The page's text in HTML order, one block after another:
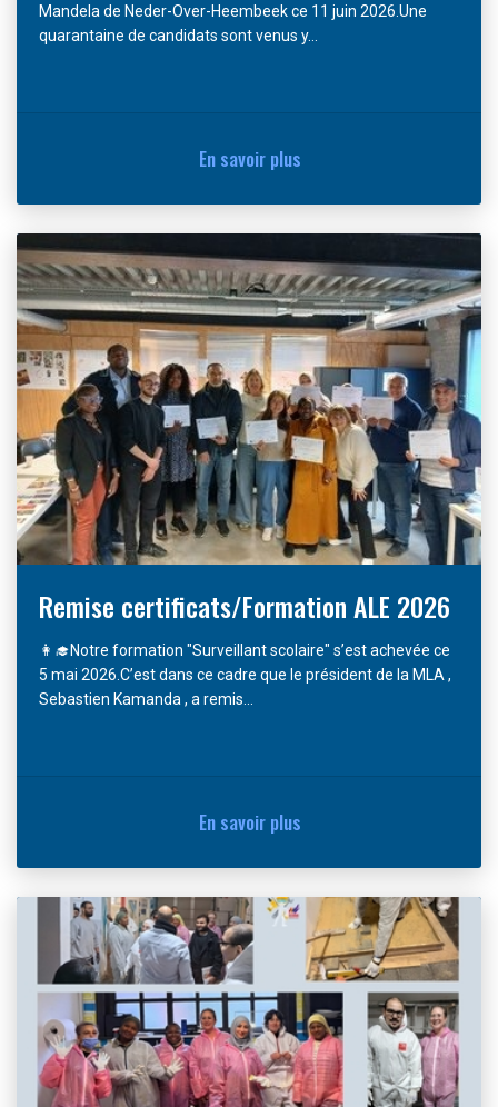
Mandela de Neder-Over-Heembeek ce 11 juin 2026.Une
quarantaine de candidats sont venus y...
En savoir plus
Remise certificats/Formation ALE 2026
👩‍🎓Notre formation "Surveillant scolaire" s’est achevée ce
5 mai 2026.C’est dans ce cadre que le président de la MLA ,
Sebastien Kamanda , a remis...
En savoir plus